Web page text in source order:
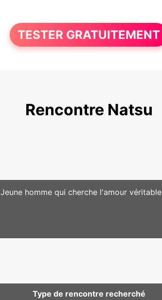
TESTER GRATUITEMENT
Rencontre Natsu
Jeune homme qui cherche l'amour véritable
Type de rencontre recherché